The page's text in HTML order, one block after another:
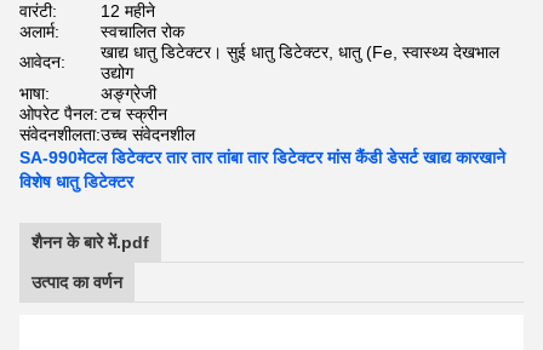
वारंटी:
12 महीने
अलार्म:
स्वचालित रोक
आवेदन:
खाद्य धातु डिटेक्टर। सुई धातु डिटेक्टर, धातु (Fe, स्वास्थ्य देखभाल
उद्योग
भाषा:
अङ्ग्रेजी
ओपरेट पैनल:टच स्क्रीन
संवेदनशीलता:उच्च संवेदनशील
SA-990मेटल डिटेक्टर तार तार तांबा तार डिटेक्टर मांस कैंडी डेसर्ट खाद्य कारखाने
विशेष धातु डिटेक्टर
शैनन के बारे में.pdf
उत्पाद का वर्णन